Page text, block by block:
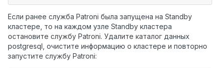
Если ранее служба Patroni была запущена на Standby
кластере, то на каждом узле Standby кластера
остановите службу Patroni. Удалите каталог данных
postgresql, очистите информацию о кластере и повторно
запустите службу Patroni: